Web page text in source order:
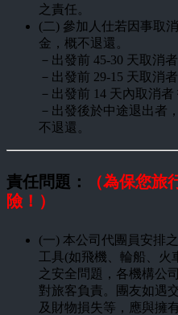
之責任。
(二) 參加人仕若因事取
金，概不退還。
－出發前 45-30 天取消
－出發前 29-15 天取消
－出發前 14 天內取消
－出發後於中途退出者
不退還。
責任問題：
（為保您
險！）
(一) 本公司代團員安排
工具(如飛機、輪船、火
之安全問題，各機構公
對旅客負責。團友如遇
及財物損失等，應與擁